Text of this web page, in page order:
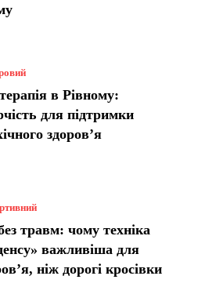
в Рівному:
для підтримки
здоров’я
травм: чому техніка
важливіша для
ніж дорогі кросівки